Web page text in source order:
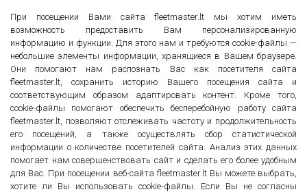
При посещении Вами сайта fleetmaster.lt мы хотим иметь
возможность предоставить Вам персонализированную
информацию и функции. Для этого нам и требуются cookie-файлы —
небольшие элементы информации, хранящиеся в Вашем браузере.
Они помогают нам распознать Вас как посетителя сайта
fleetmaster.lt, сохранить историю Вашего посещения сайта и
соответствующим образом адаптировать контент. Кроме того,
cookie-файлы помогают обеспечить бесперебойную работу сайта
fleetmaster.lt, позволяют отслеживать частоту и продолжительность
его посещений, а также осуществлять сбор статистической
информации о количестве посетителей сайта. Анализ этих данных
помогает нам совершенствовать сайт и сделать его более удобным
для Вас. При посещении веб-сайта fleetmaster.lt Вы можете выбрать,
хотите ли Вы использовать cookie-файлы. Если Вы не согласны